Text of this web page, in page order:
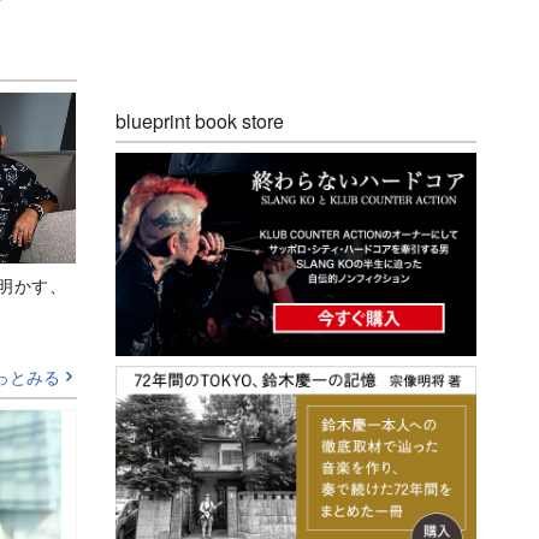
す、
とみる
blueprint book store